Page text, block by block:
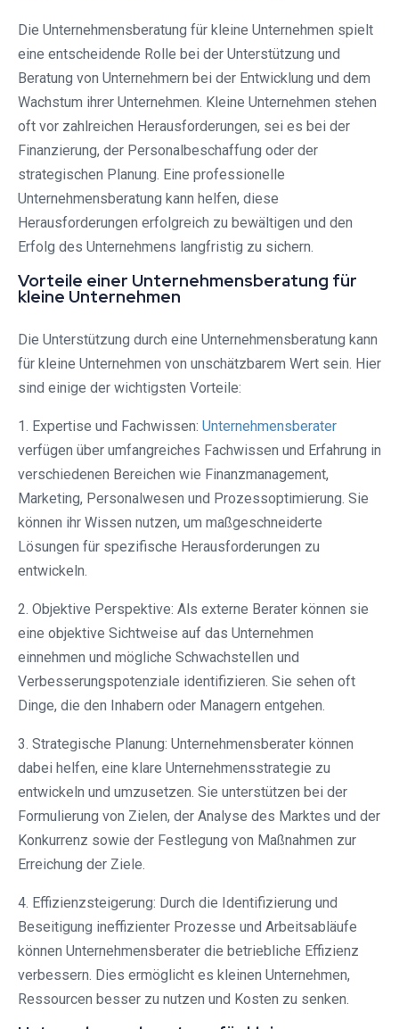
Die Unternehmensberatung für kleine Unternehmen spielt
eine entscheidende Rolle bei der Unterstützung und
Beratung von Unternehmern bei der Entwicklung und dem
Wachstum ihrer Unternehmen. Kleine Unternehmen stehen
oft vor zahlreichen Herausforderungen, sei es bei der
Finanzierung, der Personalbeschaffung oder der
strategischen Planung. Eine professionelle
Unternehmensberatung kann helfen, diese
Herausforderungen erfolgreich zu bewältigen und den
Erfolg des Unternehmens langfristig zu sichern.
Vorteile einer Unternehmensberatung für
kleine Unternehmen
Die Unterstützung durch eine Unternehmensberatung kann
für kleine Unternehmen von unschätzbarem Wert sein. Hier
sind einige der wichtigsten Vorteile:
1. Expertise und Fachwissen: Unternehmensberater
verfügen über umfangreiches Fachwissen und Erfahrung in
verschiedenen Bereichen wie Finanzmanagement,
Marketing, Personalwesen und Prozessoptimierung. Sie
können ihr Wissen nutzen, um maßgeschneiderte
Lösungen für spezifische Herausforderungen zu
entwickeln.
2. Objektive Perspektive: Als externe Berater können sie
eine objektive Sichtweise auf das Unternehmen
einnehmen und mögliche Schwachstellen und
Verbesserungspotenziale identifizieren. Sie sehen oft
Dinge, die den Inhabern oder Managern entgehen.
3. Strategische Planung: Unternehmensberater können
dabei helfen, eine klare Unternehmensstrategie zu
entwickeln und umzusetzen. Sie unterstützen bei der
Formulierung von Zielen, der Analyse des Marktes und der
Konkurrenz sowie der Festlegung von Maßnahmen zur
Erreichung der Ziele.
4. Effizienzsteigerung: Durch die Identifizierung und
Beseitigung ineffizienter Prozesse und Arbeitsabläufe
können Unternehmensberater die betriebliche Effizienz
verbessern. Dies ermöglicht es kleinen Unternehmen,
Ressourcen besser zu nutzen und Kosten zu senken.